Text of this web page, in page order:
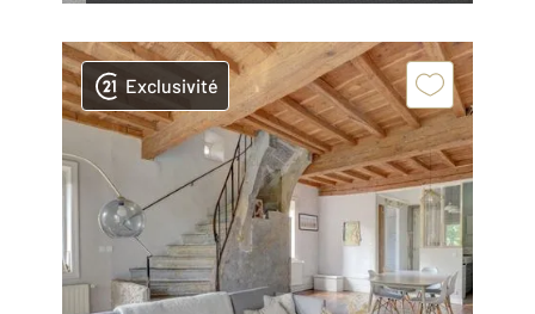
Exclusivité